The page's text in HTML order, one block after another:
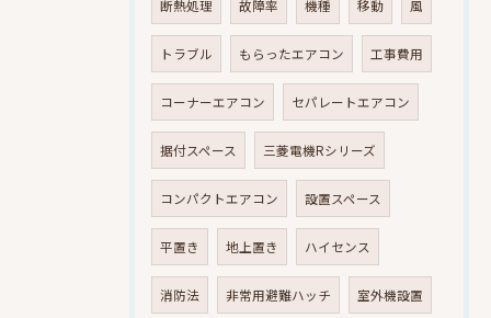
断熱処理 故障率 機種 移動 風
トラブル もらったエアコン 工事費用
コーナーエアコン セパレートエアコン
据付スペース 三菱電機Rシリーズ
コンパクトエアコン 設置スペース
平置き 地上置き ハイセンス
消防法 非常用避難ハッチ 室外機設置